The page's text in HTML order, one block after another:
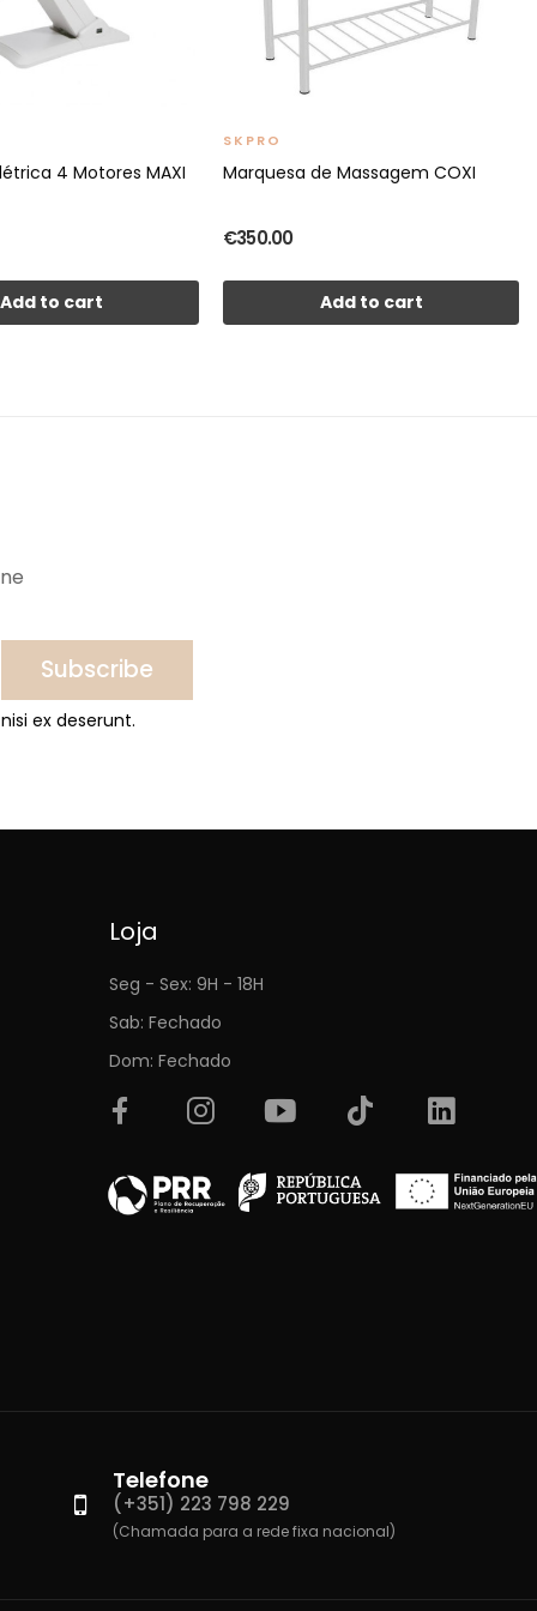
4 Motores MAXI
Add to cart
SKPRO
Marquesa de Massagem COXI
€350.00
Add to cart
Subscribe
ex deserunt.
Loja
Seg - Sex: 9H - 18H
Sab: Fechado
Dom: Fechado
Telefone
(+351) 223 798 229
(Chamada para a rede fixa nacional)